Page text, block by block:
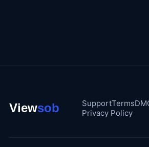
SupportTerms
Privacy Policy